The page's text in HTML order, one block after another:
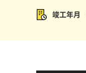
竣工年月